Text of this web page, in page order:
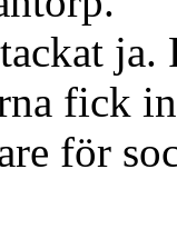
fick
för